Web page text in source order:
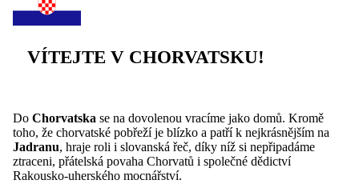
VÍTEJTE V CHORVATSKU!
Do Chorvatska se na dovolenou vracíme jako domů. Kromě
toho, že chorvatské pobřeží je blízko a patří k nejkrásnějším na
Jadranu, hraje roli i slovanská řeč, díky níž si nepřipadáme
ztraceni, přátelská povaha Chorvatů i společné dědictví
Rakousko-uherského mocnářství.